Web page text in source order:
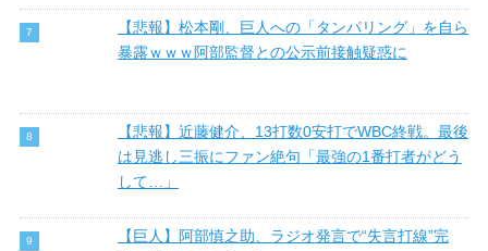
【悲報】松本剛、巨人への「タンパリング」を自ら
暴露ｗｗｗ阿部監督との公示前接触疑惑に
【悲報】近藤健介、13打数0安打でWBC終戦。最後
は見逃し三振にファン絶句「最強の1番打者がどう
して…」
【巨人】阿部慎之助、ラジオ発言で“失言打線”完